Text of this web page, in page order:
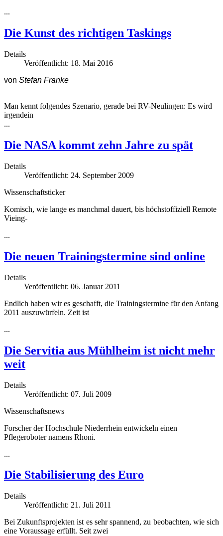
...
Die Kunst des richtigen Taskings
Details
Veröffentlicht: 18. Mai 2016
von Stefan Franke
Man kennt folgendes Szenario, gerade bei RV-Neulingen: Es wird
irgendein
...
Die NASA kommt zehn Jahre zu spät
Details
Veröffentlicht: 24. September 2009
Wissenschaftsticker
Komisch, wie lange es manchmal dauert, bis höchstoffiziell Remote
Vieing-
...
Die neuen Trainingstermine sind online
Details
Veröffentlicht: 06. Januar 2011
Endlich haben wir es geschafft, die Trainingstermine für den Anfang
2011 auszuwürfeln. Zeit ist
...
Die Servitia aus Mühlheim ist nicht mehr
weit
Details
Veröffentlicht: 07. Juli 2009
Wissenschaftsnews
Forscher der Hochschule Niederrhein entwickeln einen
Pflegeroboter namens Rhoni.
...
Die Stabilisierung des Euro
Details
Veröffentlicht: 21. Juli 2011
Bei Zukunftsprojekten ist es sehr spannend, zu beobachten, wie sich
eine Voraussage erfüllt. Seit zwei